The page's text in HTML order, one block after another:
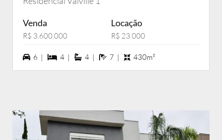
Venda
R$ 3.600.000
Locação
R$ 23.000
6 vagas na garagem
6 | 4 dormiórios
4 | 4 suítes
4 | 7 banheiros
7 | 430m²